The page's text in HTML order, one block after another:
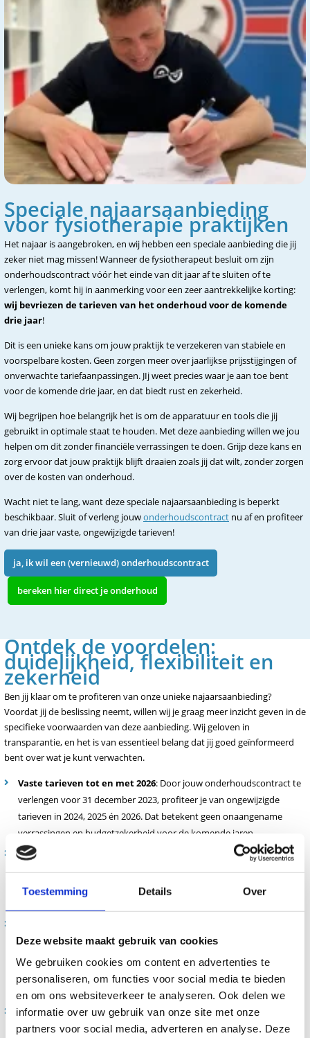
Toestemming Details Over
Deze website maakt gebruik van cookies
We gebruiken cookies om content en advertenties te
personaliseren, om functies voor social media te bieden
en om ons websiteverkeer te analyseren. Ook delen we
informatie over uw gebruik van onze site met onze
partners voor social media, adverteren en analyse. Deze
Speciale najaarsaanbieding
voor fysiotherapie praktijken
Het najaar is aangebroken, en wij hebben een speciale aanbieding die jij
zeker niet mag missen! Wanneer de fysiotherapeut besluit om zijn
onderhoudscontract vóór het einde van dit jaar af te sluiten of te
verlengen, komt hij in aanmerking voor een zeer aantrekkelijke korting:
wij bevriezen de tarieven van het onderhoud voor de komende
drie jaar!
Dit is een unieke kans om jouw praktijk te verzekeren van stabiele en
voorspelbare kosten. Geen zorgen meer over jaarlijkse prijsstijgingen of
onverwachte tariefaanpassingen. JIj weet precies waar je aan toe bent
voor de komende drie jaar, en dat biedt rust en zekerheid.
Wij begrijpen hoe belangrijk het is om de apparatuur en tools die jij
gebruikt in optimale staat te houden. Met deze aanbieding willen we jou
helpen om dit zonder financiële verrassingen te doen. Grijp deze kans en
zorg ervoor dat jouw praktijk blijft draaien zoals jij dat wilt, zonder zorgen
over de kosten van onderhoud.
Wacht niet te lang, want deze speciale najaarsaanbieding is beperkt
beschikbaar. Sluit of verleng jouwonderhoudscontract nu af en profiteer
van drie jaar vaste, ongewijzigde tarieven!
ja, ik wil een (vernieuwd) onderhoudscontract
bereken hier direct je onderhoud
Ontdek de voordelen:
duidelijkheid, flexibiliteit en
zekerheid
Ben jij klaar om te profiteren van onze unieke najaarsaanbieding?
Voordat jij de beslissing neemt, willen wij je graag meer inzicht geven in de
specifieke voorwaarden van deze aanbieding. Wij geloven in
transparantie, en het is van essentieel belang dat jij goed geïnformeerd
bent over wat je kunt verwachten.
Vaste tarieven tot en met 2026: Door jouw onderhoudscontract te
verlengen voor 31 december 2023, profiteer je van ongewijzigde
tarieven in 2024, 2025 én 2026. Dat betekent geen onaangename
verrassingen en budgetzekerheid voor de komende jaren.
Ondubbelzinnige overeenkomst
: We leggen alles duidelijk vast op
papier. Dit zorgt voor duidelijke afspraken en zekerheid voor beide
partijen. Jij weet precies waar je aan toe bent en wij weten wat we
veranderen. Daarom bieden we jou de mogelijkheid om apparaten
aan het onderhoudscontract toe te voegen of uit te sluiten
gedurende de looptijd. Dit zorgt ervoor dat het contract altijd up-to-
date is en aansluit bij jouw behoeften.
Doorgang na drie jaar: Na het profiteren van 3 jaar ongewijzigde
tarieven zal jouw contract automatisch jaarlijkse doorlopen. Vanaf dat